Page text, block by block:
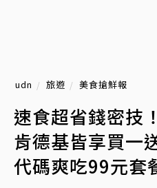
udn 旅遊 美食搶鮮報
速食超省錢密技
肯德基皆享買
代碼爽吃99元套